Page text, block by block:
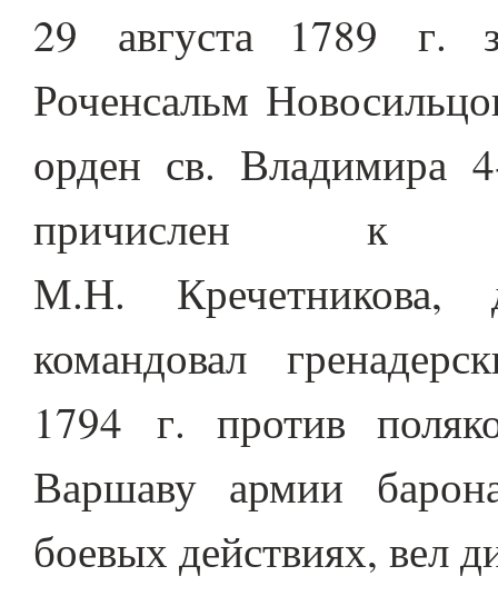
29 августа 1789 г.
Роченсальм
орден св. Владимира
причислен к
М.Н. Кречетникова,
командовал
1794 г. против
Варшаву армии
боевых действиях, вел